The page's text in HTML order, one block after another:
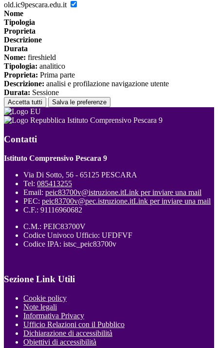
old.ic9pescara.edu.it
Nome
Tipologia
Proprieta
Descrizione
Durata
Nome: fireshield
Tipologia: analitico
Proprieta: Prima parte
Descrizione: analisi e profilazione navigazione utente
Durata: Sessione
Accetta tutti Salva le preferenze
Istituto Comprensivo Pescara 9
Contatti
Istituto Comprensivo Pescara 9
Via Di Sotto, 56 - 65125 PESCARA
Tel: 085413255
Email: peic83700v@istruzione.itLink per inviare una mail
PEC: peic83700v@pec.istruzione.itLink per inviare una mail
C.F.: 91116960682
C.M.: PEIC83700V
Codice Univoco Ufficio: UFDFVF
Codice IPA: istsc_peic83700v
Sezione Link Utili
Cookie policy
Note legali
Informativa Privacy
Ufficio Relazioni con il Pubblico
Dichiarazione di accessibilità
Obiettivi di accessibilità